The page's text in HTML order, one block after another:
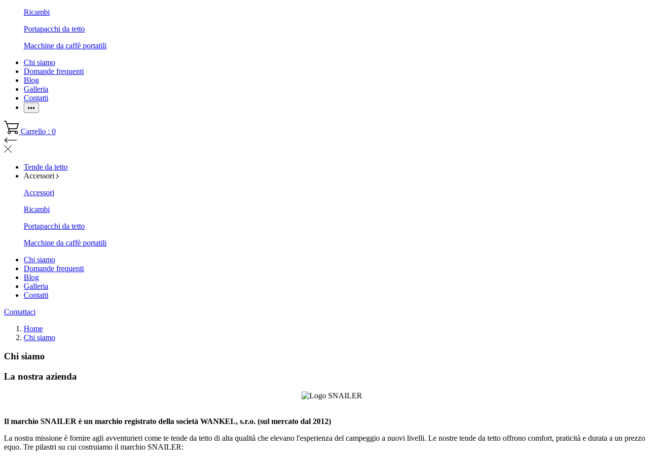
Ricambi
Portapacchi da tetto
Macchine da caffè portatili
Chi siamo
Domande frequenti
Blog
Galleria
Contatti
•••
Carrello : 0
Tende da tetto
Accessori
Accessori
Ricambi
Portapacchi da tetto
Macchine da caffè portatili
Chi siamo
Domande frequenti
Blog
Galleria
Contatti
Contattaci
Home
Chi siamo
Chi siamo
La nostra azienda
Il marchio SNAILER è un marchio registrato della società WANKEL, s.r.o. (sul mercato dal 2012)
La nostra missione è fornire agli avventurieri come te tende da tetto di alta qualità che elevano l'esperienza del campeggio a nuovi livelli. Le nostre tende da tetto offrono comfort, praticità e durata a un prezzo
equo. Tre pilastri su cui costruiamo il marchio SNAILER: